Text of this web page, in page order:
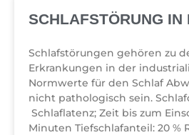
SCHLAFSTÖRUNG IN
Schlafstörungen gehören zu
Erkrankungen in der
Normwerte für den Schlaf
nicht pathologisch sein.
Schlaflatenz; Zeit bis zum
Minuten Tiefschlafanteil: 20 %